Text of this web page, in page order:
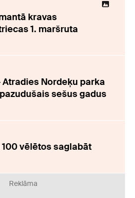
kravas
1. maršruta
Atradies Nordeķu parka
sešus gadus
vēlētos saglabāt
Reklāma